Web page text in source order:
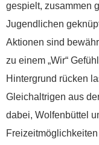
gespielt, zusammen
Jugendlichen
Aktionen sind
zu einem „Wir“
Hintergrund rücken
Gleichaltrigen aus
dabei, Wolfenbüttel